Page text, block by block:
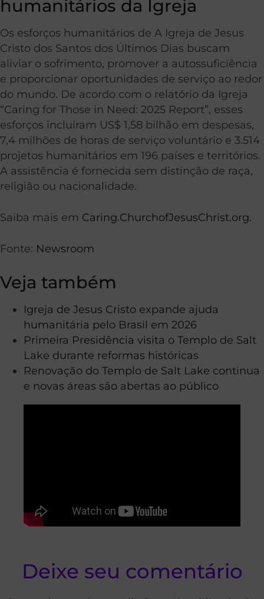
humanitários da Igreja
Os esforços humanitários de A Igreja de Jesus
Cristo dos Santos dos Últimos Dias buscam
aliviar o sofrimento, promover a autossuficiência
e proporcionar oportunidades de serviço ao redor
do mundo. De acordo com o relatório da Igreja
“Caring for Those in Need: 2025 Report”, esses
esforços incluíram US$ 1,58 bilhão em despesas,
7,4 milhões de horas de serviço voluntário e 3.514
projetos humanitários em 196 países e territórios.
A assistência é fornecida sem distinção de raça,
religião ou nacionalidade.
Saiba mais em Caring.ChurchofJesusChrist.org.
Fonte: Newsroom
Veja também
Igreja de Jesus Cristo expande ajuda
humanitária pelo Brasil em 2026
Primeira Presidência visita o Templo de Salt
Lake durante reformas históricas
Renovação do Templo de Salt Lake continua
e novas áreas são abertas ao público
Deixe seu comentário